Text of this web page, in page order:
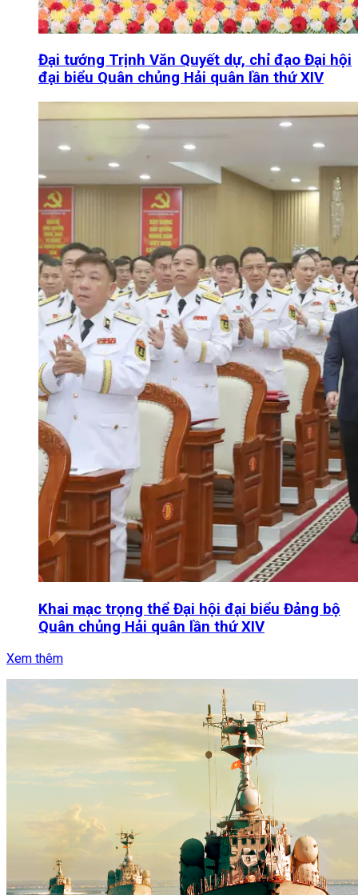
Đại tướng Trịnh Văn Quyết dự, chỉ đạo Đại hội
đại biểu Quân chủng Hải quân lần thứ XIV
Khai mạc trọng thể Đại hội đại biểu Đảng bộ
Quân chủng Hải quân lần thứ XIV
Xem thêm